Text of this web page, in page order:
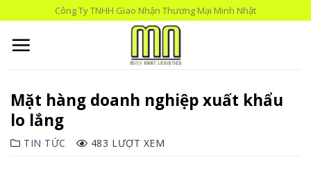
to
content
Công Ty TNHH Giao Nhận Thương Mại Minh Nhật
Mặt hàng doanh nghiệp xuất khẩu
lo lắng
TIN TỨC 483 LƯỢT XEM